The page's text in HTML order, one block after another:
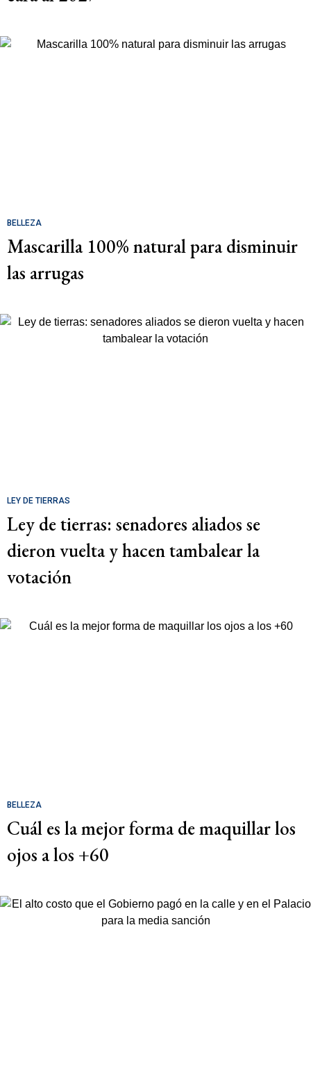
BELLEZA
Mascarilla 100% natural para disminuir
las arrugas
LEY DE TIERRAS
Ley de tierras: senadores aliados se
dieron vuelta y hacen tambalear la
votación
BELLEZA
Cuál es la mejor forma de maquillar los
ojos a los +60